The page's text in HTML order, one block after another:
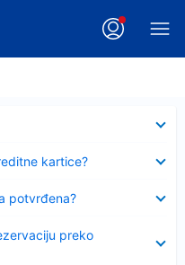
kartice?
potvrđena?
preko